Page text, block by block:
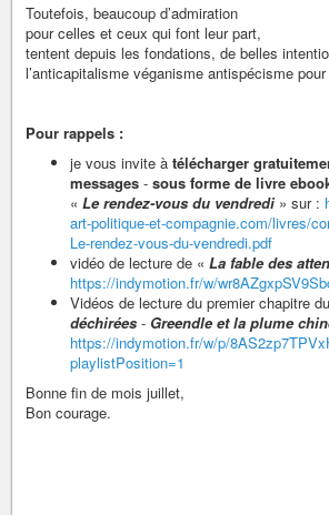
Toutefois, beaucoup d’admiration
pour celles et ceux qui font leur part,
tentent depuis les fondations, de belles
l’anticapitalisme véganisme antispécisme
Pour rappels :
je vous invite à télécharger
messages - sous forme de livre
« Le rendez-vous du vendredi » sur :
art-politique-et-compagnie.com/livres/
Le-rendez-vous-du-vendredi.pdf
vidéo de lecture de « La fable des
https://indymotion.fr/w/
Vidéos de lecture du premier chapitre
déchirées - Greendle et la plume
https://indymotion.fr/w/p/
playlistPosition=1
Bonne fin de mois juillet,
Bon courage.